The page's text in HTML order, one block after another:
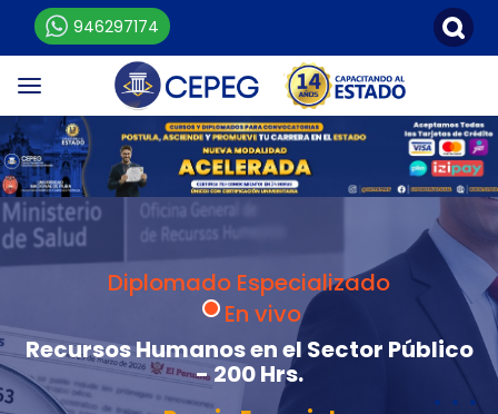
946297174
Diplomado Especializado
En vivo
Recursos Humanos en el Sector Público
- 200 Hrs.